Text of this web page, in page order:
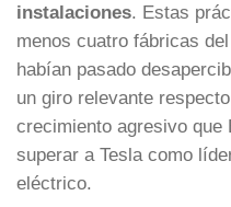
instalaciones. Estas
menos cuatro fábricas
habían pasado
un giro relevante
crecimiento agresivo que
superar a Tesla como
eléctrico.